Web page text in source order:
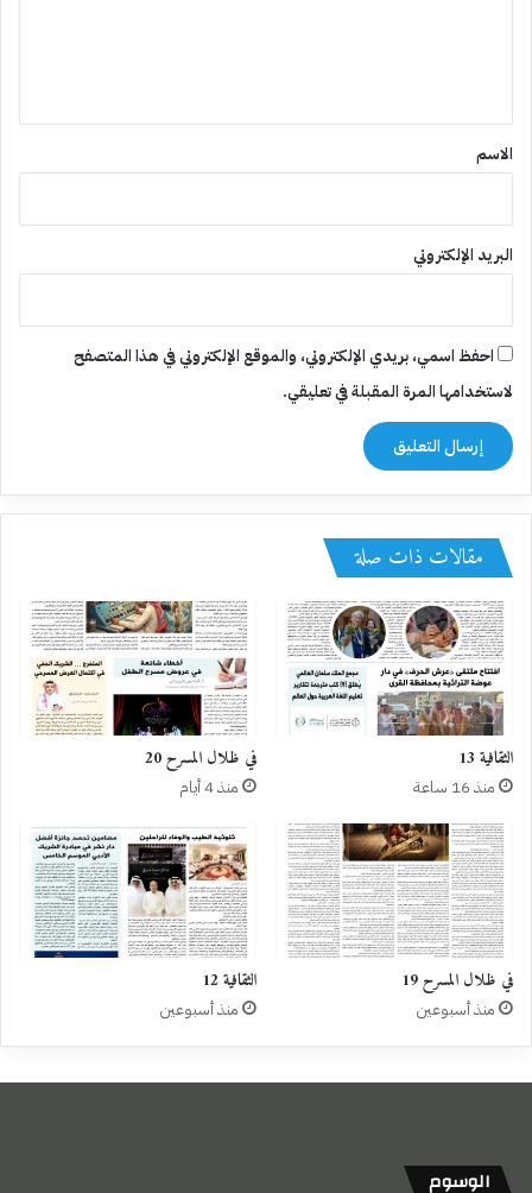
*
الاسم
البريد الإلكتروني
احفظ اسمي، بريدي الإلكتروني، والموقع الإلكتروني في هذا المتصفح
لاستخدامها المرة المقبلة في تعليقي.
مقالات ذات صلة
الثقافية 13
منذ 16 ساعة
في ظلال المسرح 20
منذ 4 أيام
في ظلال المسرح 19
منذ أسبوعين
الثقافية 12
منذ أسبوعين
الوسوم